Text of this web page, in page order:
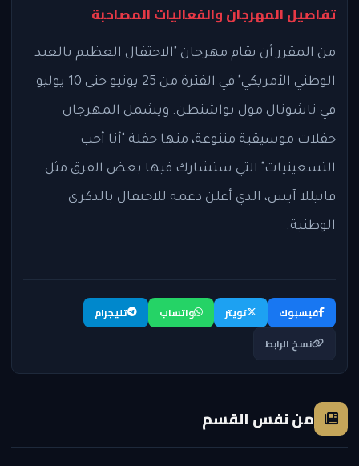
تفاصيل المهرجان والفعاليات المصاحبة
من المقرر أن يقام مهرجان "الاحتفال العظيم بالعيد
الوطني الأمريكي" في الفترة من 25 يونيو حتى 10 يوليو
في ناشونال مول بواشنطن. ويشمل المهرجان
حفلات موسيقية متنوعة، منها حفلة "أنا أحب
التسعينيات" التي ستشارك فيها بعض الفرق مثل
فانيللا آيس، الذي أعلن دعمه للاحتفال بالذكرى
الوطنية.
فيسبوك تويتر واتساب
تليجرام
نسخ الرابط
من نفس القسم